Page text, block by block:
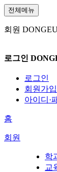
전체메뉴
회원
로그인
로그인
회원가입
아이디·
홈
회원
학
교